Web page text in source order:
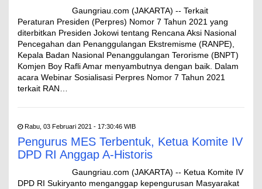
Gaungriau.com (JAKARTA) -- Terkait
Peraturan Presiden (Perpres) Nomor 7 Tahun 2021 yang
diterbitkan Presiden Jokowi tentang Rencana Aksi Nasional
Pencegahan dan Penanggulangan Ekstremisme (RANPE),
Kepala Badan Nasional Penanggulangan Terorisme (BNPT)
Komjen Boy Rafli Amar menyambutnya dengan baik. Dalam
acara Webinar Sosialisasi Perpres Nomor 7 Tahun 2021
terkait RAN…
Rabu, 03 Februari 2021 - 17:30:46 WIB
Pengurus MES Terbentuk, Ketua Komite IV
DPD RI Anggap A-Historis
Gaungriau.com (JAKARTA) -- Ketua Komite IV
DPD RI Sukiryanto menganggap kepengurusan Masyarakat